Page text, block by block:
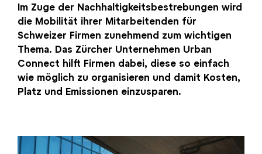
Im Zuge der Nachhaltigkeitsbestrebungen wird
die Mobilität ihrer Mitarbeitenden für
Schweizer Firmen zunehmend zum wichtigen
Thema. Das Zürcher Unternehmen Urban
Connect hilft Firmen dabei, diese so einfach
wie möglich zu organisieren und damit Kosten,
Platz und Emissionen einzusparen.